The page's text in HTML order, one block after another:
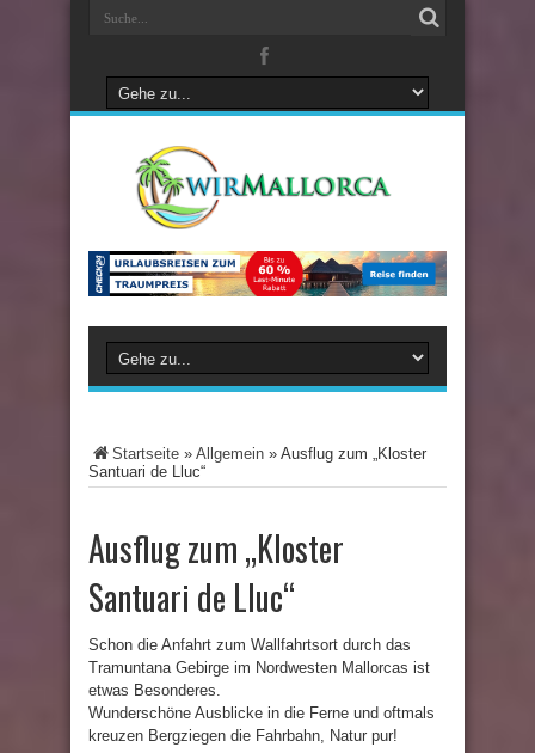
Startseite » Allgemein » Ausflug zum „Kloster
Santuari de Lluc“
Ausflug zum „Kloster
Santuari de Lluc“
Schon die Anfahrt zum Wallfahrtsort durch das
Tramuntana Gebirge im Nordwesten Mallorcas ist
etwas Besonderes.
Wunderschöne Ausblicke in die Ferne und oftmals
kreuzen Bergziegen die Fahrbahn, Natur pur!